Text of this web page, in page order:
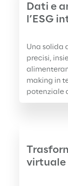
Dati e
l’ESG
Una solida
precisi,
making in
potenziale
virtuale